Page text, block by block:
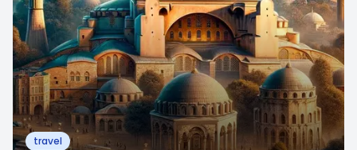
travel